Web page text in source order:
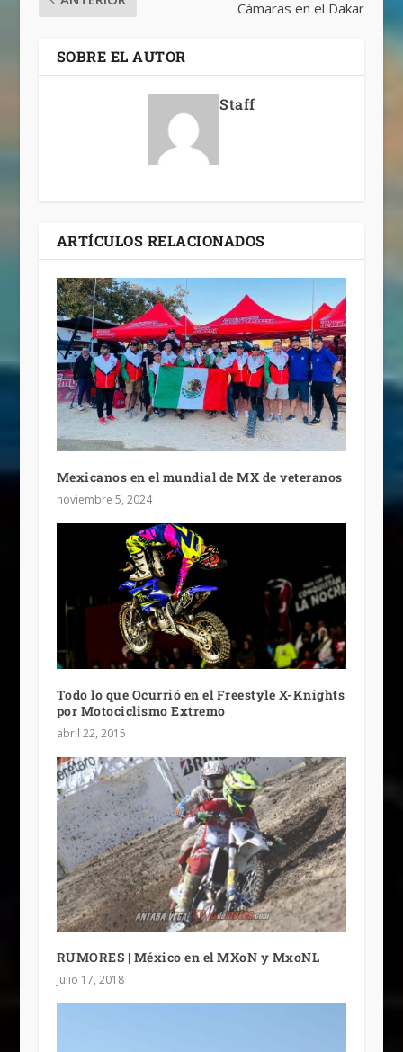
Cámaras en el Dakar
SOBRE EL AUTOR
Staff
ARTÍCULOS RELACIONADOS
Mexicanos en el mundial de MX de veteranos
noviembre 5, 2024
Todo lo que Ocurrió en el Freestyle X-Knights
por Motociclismo Extremo
abril 22, 2015
RUMORES | México en el MXoN y MxoNL
julio 17, 2018